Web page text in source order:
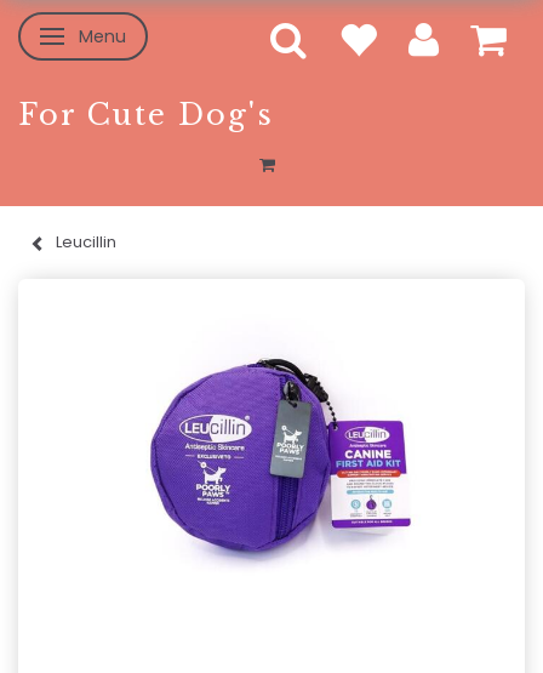
Skifte navigation
Menu
For Cute Dog's
Leucillin